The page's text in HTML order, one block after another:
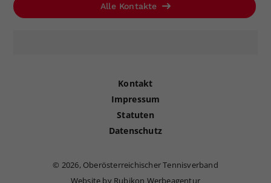
Alle Kontakte
Kontakt
Impressum
Statuten
Datenschutz
© 2026, Oberösterreichischer Tennisverband
Website by Rubikon Werbeagentur